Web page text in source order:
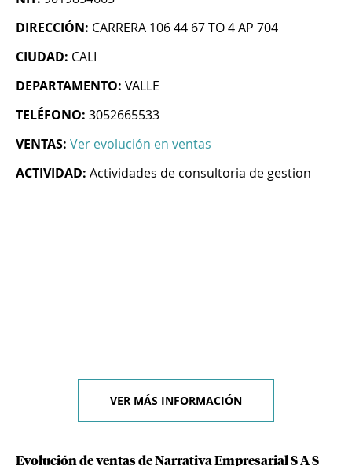
DIRECCIÓN: CARRERA 106 44 67 TO 4 AP 704
CIUDAD: CALI
DEPARTAMENTO: VALLE
TELÉFONO: 3052665533
VENTAS: Ver evolución en ventas
ACTIVIDAD: Actividades de consultoria de gestion
VER MÁS INFORMACIÓN
Evolución de ventas de Narrativa Empresarial S A S